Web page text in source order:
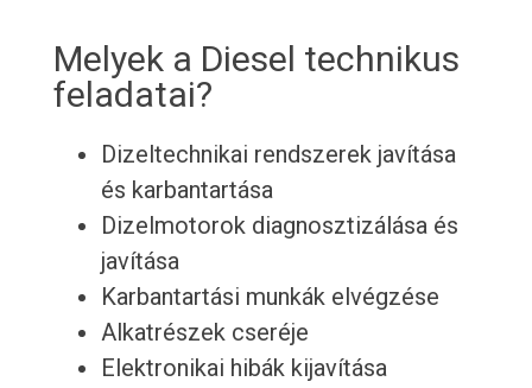
Melyek a Diesel technikus
feladatai?
Dizeltechnikai rendszerek javítása
és karbantartása
Dizelmotorok diagnosztizálása és
javítása
Karbantartási munkák elvégzése
Alkatrészek cseréje
Elektronikai hibák kijavítása